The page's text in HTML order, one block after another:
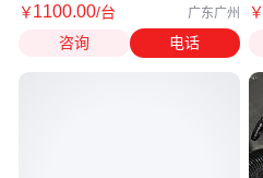
￥1100.00/台 广东广州
咨询 电话
￥